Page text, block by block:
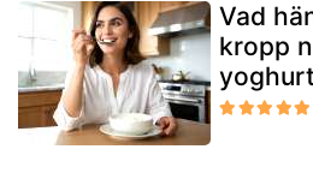
Vad
kropp